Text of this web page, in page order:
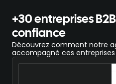
+30 entreprises
confiance
Découvrez comment notre
accompagné ces